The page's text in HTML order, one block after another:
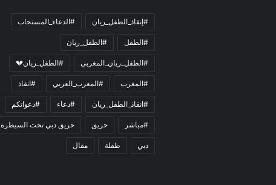
#إنقاذ_الطفل_ريان #الدعاء_المستجاب
#الطفل #الطفل_ريان
#الطفل_ريان_المغربي #الطفل_ريان💔
#المغرب #المغرب_العربي #انقاذ
#انقاذ_الطفل_ريان #دعاء #دعواتكم
#مباشر حريق حريق دبي تحت السيطرة
دبي طفلة مقال